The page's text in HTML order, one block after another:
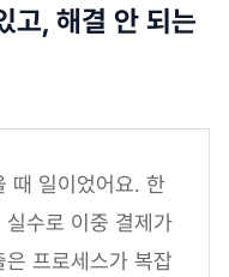
고, 해결 안 되는
때 일이었어요. 한
수로 이중 결제가
프로세스가 복잡